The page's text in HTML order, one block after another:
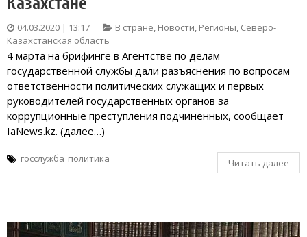
04.03.2020 | 13:17 В стране, Новости, Регионы, Северо-
Казахстанская область
4 марта на брифинге в Агентстве по делам
государственной службы дали разъяснения по вопросам
ответственности политических служащих и первых
руководителей государственных органов за
коррупционные преступления подчиненных, сообщает
IaNews.kz. (далее…)
госслужба политика Читать далее